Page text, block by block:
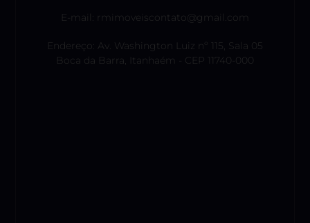
E-mail: rmimoveiscontato@gmail.com
Endereço: Av. Washington Luiz nº 115, Sala 05
Boca da Barra, Itanhaém - CEP 11740-000